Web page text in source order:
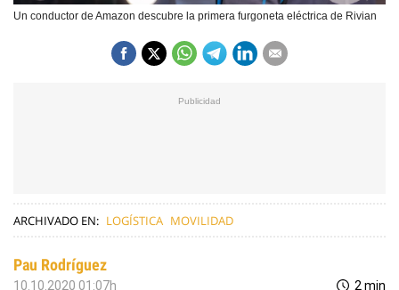
Un conductor de Amazon descubre la primera furgoneta eléctrica de Rivian
ARCHIVADO EN: LOGÍSTICA MOVILIDAD
Pau Rodríguez
10.10.2020 01:07h 2 min